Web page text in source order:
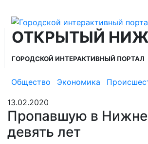
ОТКРЫТЫЙ
ГОРОДСКОЙ ИНТЕРАКТИВНЫЙ ПОРТАЛ
Общество Экономика
13.02.2020
Пропавшую в
девять лет